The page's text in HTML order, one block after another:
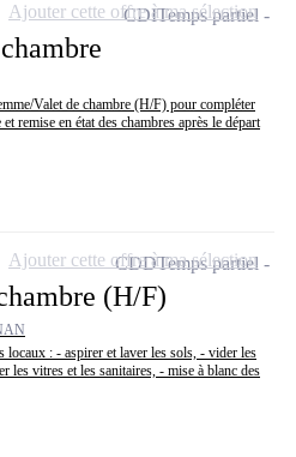
Valet de chambre (H/F) pour compléter
remise en état des chambres après le départ
CDITemps partiel
Ajouter cette offre à ma sélection
(H/F)
locaux : - aspirer et laver les sols, - vider les
les vitres et les sanitaires, - mise à blanc des
CDDTemps partiel
Ajouter cette offre à ma sélection